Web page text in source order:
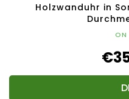
Holzwanduhr in
ON